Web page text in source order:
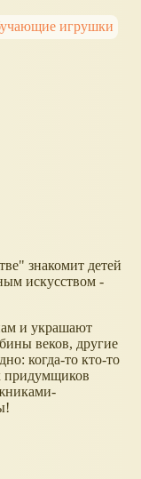
игрушки
знакомит детей
искусством -
и украшают
веков, другие
когда-то кто-то
придумщиков